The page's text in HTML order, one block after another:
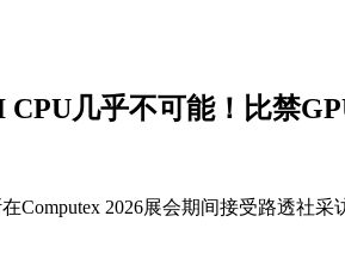
几乎不可能！比禁
Computex 2026展会期间接受路透社